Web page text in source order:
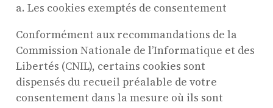
a. Les cookies exemptés de consentement
Conformément aux recommandations de la
Commission Nationale de l’Informatique et des
Libertés (CNIL), certains cookies sont
dispensés du recueil préalable de votre
consentement dans la mesure où ils sont